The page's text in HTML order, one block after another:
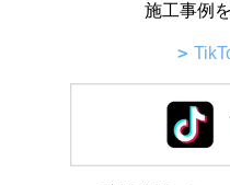
施工事例